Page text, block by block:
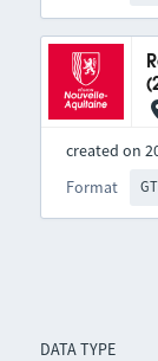
DATA TYPE
created on
Format